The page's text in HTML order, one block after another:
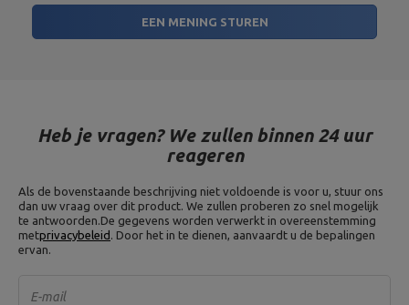
EEN MENING STUREN
Heb je vragen? We zullen binnen 24 uur
reageren
Als de bovenstaande beschrijving niet voldoende is voor u, stuur ons
dan uw vraag over dit product. We zullen proberen zo snel mogelijk
te antwoorden.De gegevens worden verwerkt in overeenstemming
metprivacybeleid . Door het in te dienen, aanvaardt u de bepalingen
ervan.
E-mail